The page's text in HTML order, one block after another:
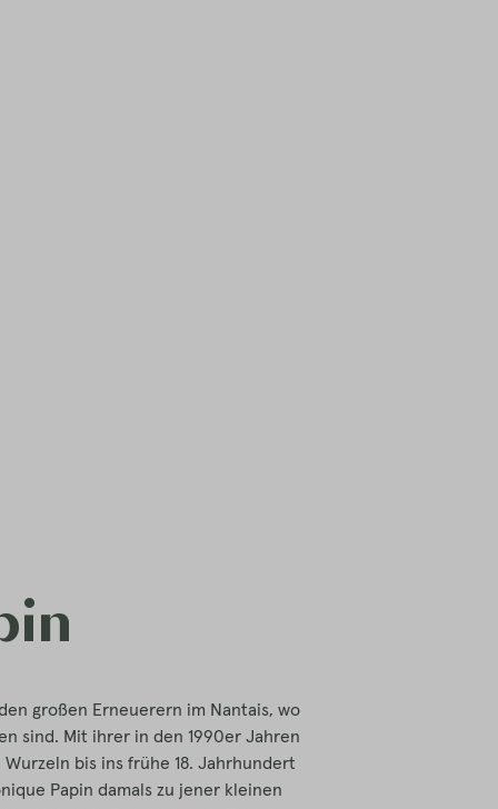
großen Erneuerern im Nantais, wo
sind. Mit ihrer in den 1990er Jahren
bis ins frühe 18. Jahrhundert
Papin damals zu jener kleinen